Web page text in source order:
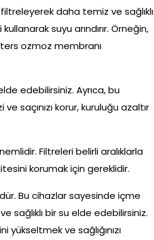
daha temiz ve sağlıklı
suyu arındırır. Örneğin,
ozmoz membranı
edebilirsiniz. Ayrıca, bu
saçınızı korur, kuruluğu azaltır
Filtreleri belirli aralıklarla
korumak için gereklidir.
Bu cihazlar sayesinde içme
sağlıklı bir su elde edebilirsiniz.
yükseltmek ve sağlığınızı